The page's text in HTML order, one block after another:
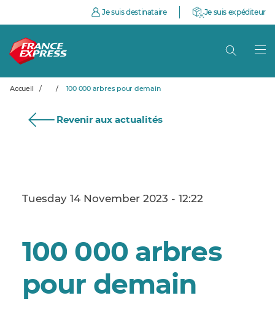
Je suis destinataire Je suis expéditeur
Accueil / / 100 000 arbres pour demain
Revenir aux actualités
Tuesday 14 November 2023 - 12:22
100 000 arbres
pour demain